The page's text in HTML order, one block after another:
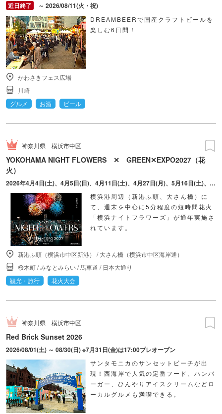
～ 2026/08/11(火・祝)
DREAMBEERで国産クラフトビールを
楽しむ6日間！
かわさきフェス広場
川崎
グルメ
お酒 ビール
神奈川県 横浜市中区
YOKOHAMA NIGHT FLOWERS ✕ GREEN✕EXPO2027（花
火）
2026年4月4日(土)、4月5日(日)、4月11日(土)、4月27日(月)、5月16日(土)、5月30日(土)、6月13日(土)、7月4日(土)、7月18日(土)、8月9日(日)、9月5日(土)、9月20日(日) ※2026年10月以降の日程は8月をめどに公式サイトからお知らせがあります。
横浜港周辺（新港ふ頭、大さん橋）に
て、週末を中心に5分程度の短時間花火
「横浜ナイトフラワーズ」が通年実施さ
れています。
新港ふ頭（横浜市中区新港） /大さん橋（横浜市中区海岸通）
桜木町/みなとみらい/馬車道 / 日本大通り
観光・旅行
花火大会
神奈川県 横浜市中区
Red Brick Sunset 2026
2026/08/01(土) ～ 08/30(日) ※7月31日(金)は17:00プレオープン
サンタモニカのサンセットビーチが出
現！西海岸で人気の定番フード、ハンバ
ーガー、ひんやりアイスクリームなどロ
ーカルグルメも満喫できる。